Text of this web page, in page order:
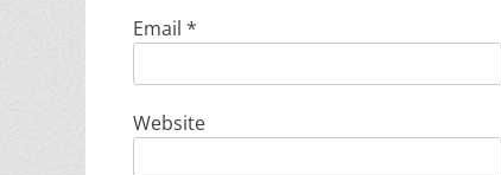
Email *
Website